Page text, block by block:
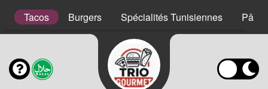
Tacos Burgers Spécialités Tunisiennes Pâtes